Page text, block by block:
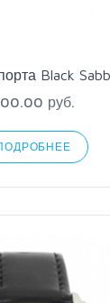
Black
руб.